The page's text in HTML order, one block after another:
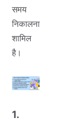
समय
निकालना
शामिल
है।
1.